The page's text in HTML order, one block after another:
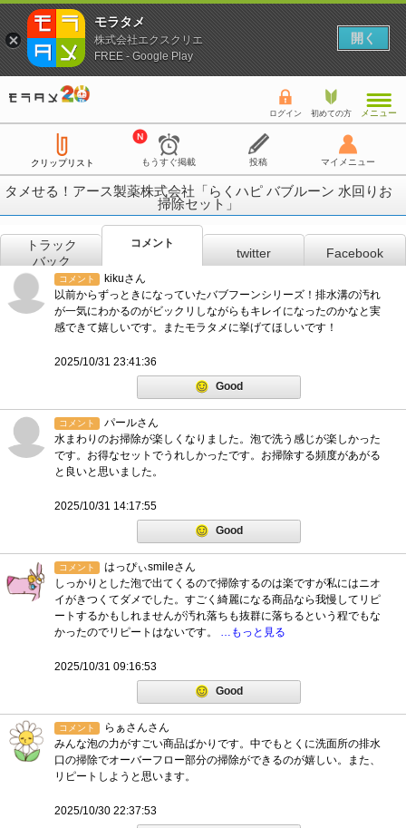
ログイン 初めての方 メニュー
クリップリスト もうすぐ掲載 投稿 マイメニュー
タメせる！アース製薬株式会社「らくハピ バブルーン 水回りお
掃除セット」
トラック
バック
コメント
twitter Facebook
コメント
kikuさん
以前からずっときになっていたバブフーンシリーズ！排水溝の汚れ
が一気にわかるのがビックリしながらもキレイになったのかなと実
感できて嬉しいです。またモラタメに挙げてほしいです！
2025/10/31 23:41:36
Good
コメント
パールさん
水まわりのお掃除が楽しくなりました。泡で洗う感じが楽しかった
です。お得なセットでうれしかったです。お掃除する頻度があがる
と良いと思いました。
2025/10/31 14:17:55
Good
コメント
はっぴぃsmileさん
しっかりとした泡で出てくるので掃除するのは楽ですが私にはニオ
イがきつくてダメでした。すごく綺麗になる商品なら我慢してリピ
ートするかもしれませんが汚れ落ちも抜群に落ちるという程でもな
かったのでリピートはないです。 …もっと見る
2025/10/31 09:16:53
Good
コメント
らぁさんさん
みんな泡の力がすごい商品ばかりです。中でもとくに洗面所の排水
口の掃除でオーバーフロー部分の掃除ができるのが嬉しい。また、
リピートしようと思います。
2025/10/30 22:37:53
モラタメ
株式会社エクスクリエ
FREE - Google Play
開く